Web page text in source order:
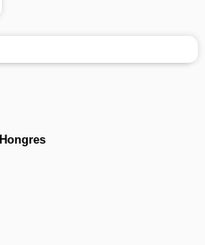
Hongres